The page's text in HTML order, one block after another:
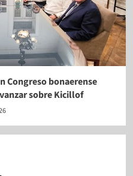
Congreso bonaerense
sobre Kicillof